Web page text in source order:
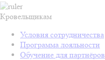
Кровельщикам
Условия сотрудничества
Программа лояльности
Обучение для партнёров